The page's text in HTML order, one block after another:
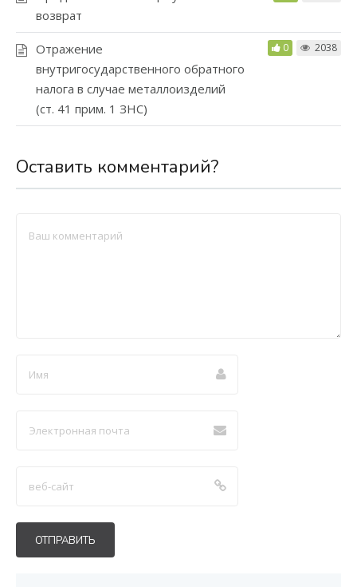
здесь
возврат
Отражение
внутригосударственного обратного
налога в случае металлоизделий
(ст. 41 прим. 1 ЗНС)
0 2038
Оставить комментарий?